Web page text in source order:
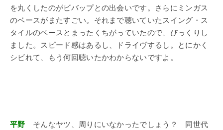
を丸くしたのがビバップとの出会いです。さらにミンガス
のベースがまたすごい。それまで聴いていたスイング・ス
タイルのベースとまったくちがっていたので、びっくりし
ました。スピード感はあるし、ドライヴするし。とにかく
シビれて、もう何回聴いたかわからないですよ。
平野 そんなヤツ、周りにいなかったでしょう？ 同世代